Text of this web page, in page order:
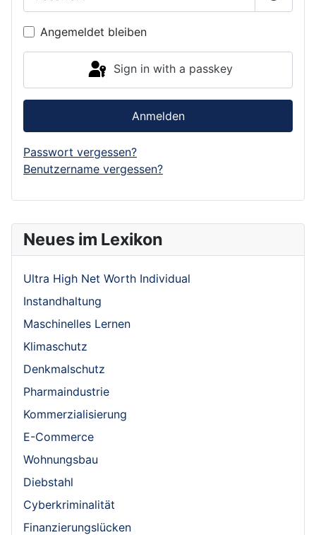
Neues im Lexikon
Ultra High Net Worth Individual
Instandhaltung
Maschinelles Lernen
Klimaschutz
Denkmalschutz
Pharmaindustrie
Kommerzialisierung
E-Commerce
Wohnungsbau
Diebstahl
Cyberkriminalität
Finanzierungslücken
Show
Angemeldet bleiben
Sign in with a passkey
Anmelden
Passwort vergessen?
Benutzername vergessen?